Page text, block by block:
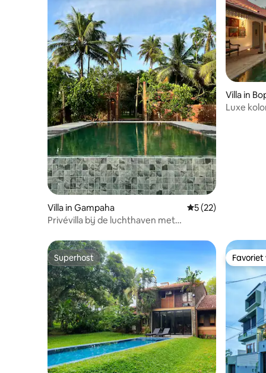
Villa in Gampaha Gemiddelde
5 (22)
Privévilla bij de luchthaven met
Villa in
Luxe
Superhost
Superhost